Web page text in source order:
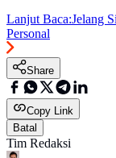
Lanjut Baca:Jelang
Personal
Share
Copy Link
Batal
Tim Redaksi